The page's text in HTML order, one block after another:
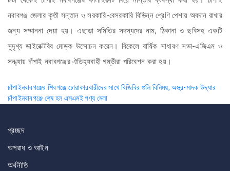
নবাবগঞ্জ জেলার কৃতী সন্তান ও সরকারি-বেসরকারি বিভিন্ন শ্রেণি পেশায় অবদান রাখার
জন্য সম্মাননা দেয়া হয়। এছাড়া সমিতির সদস্যদের নাম, ঠিকানা ও ছবিসহ একটি
সুদৃশ্য ডাইরেক্টরির মোড়ক উম্মোচন করেন। বিকেলে বার্ষিক সাধারণ সভা-এজিএম ও
সন্ধ্যায় চাঁপাই নবাবগঞ্জের ঐতিহ্যবাহী গম্ভীরা পরিবেশন করা হয়।
Post
navigation
চাঁপাইনবাবগঞ্জের শিবগঞ্জে চোরাকারবারীদের সাথে বিজিবির গুলি বিনিময়, অস্ত্র-মাদক উদ্ধার
চাঁপাইনবাবগঞ্জে শেষ হল এসএমই পণ্য মেলা
প্রচ্ছদ
অপরাধ ও আইন
অর্থনীতি